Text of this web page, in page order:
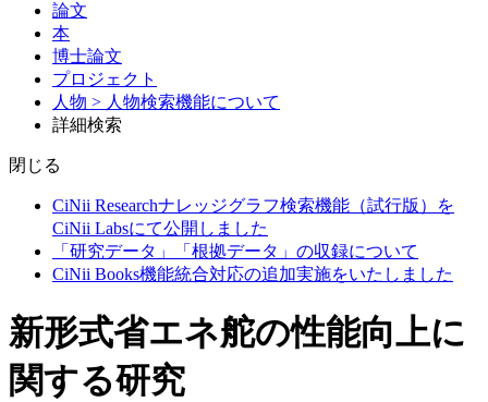
論文
本
博士論文
プロジェクト
人物 > 人物検索機能について
詳細検索
閉じる
CiNii Researchナレッジグラフ検索機能（試行版）を
CiNii Labsにて公開しました
「研究データ」「根拠データ」の収録について
CiNii Books機能統合対応の追加実施をいたしました
新形式省エネ舵の性能向上に
関する研究